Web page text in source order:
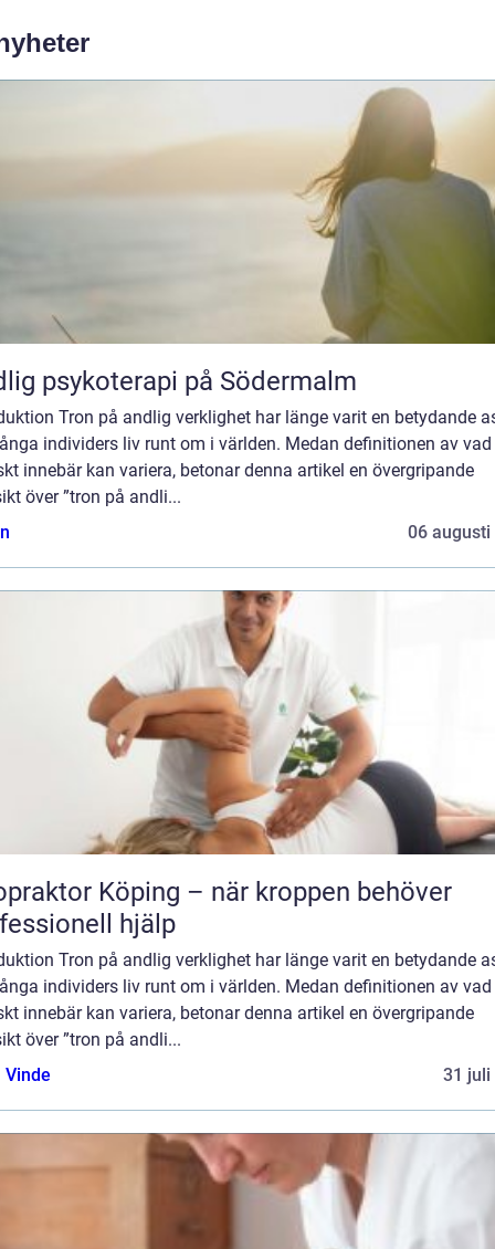
psykoterapi på Södermalm
Tron på andlig verklighet har länge varit en betydande
individers liv runt om i världen. Medan definitionen av vad
innebär kan variera, betonar denna artikel en övergripande
över ”tron på andli...
06 augusti
Köping – när kroppen behöver
hjälp
Tron på andlig verklighet har länge varit en betydande
individers liv runt om i världen. Medan definitionen av vad
innebär kan variera, betonar denna artikel en övergripande
över ”tron på andli...
Vinde
31 juli